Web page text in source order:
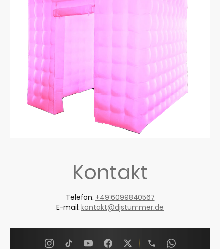
Kontakt
Telefon: +4916099840567
E-mail: kontakt@djstummer.de